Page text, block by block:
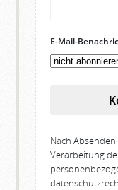
E-Mail-
Nach
Verarbeitung